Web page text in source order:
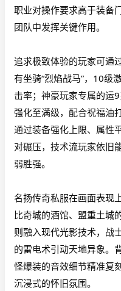
职业对操作要求高于装备
团队中发挥关键作用。
追求极致体验的玩家可通
有坐骑“烈焰战马”，10级
击率；神豪玩家专属的运
强化至满级，配合祝福油
通过装备强化上限、属性
对碾压，技术流玩家依旧
弱胜强。
名扬传奇私服在画面表现
比奇城的酒馆、盟重土城
则融入现代光影技术，战
的雷电术引动天地异象。
怪爆装的音效细节精准复
沉浸式的怀旧氛围。